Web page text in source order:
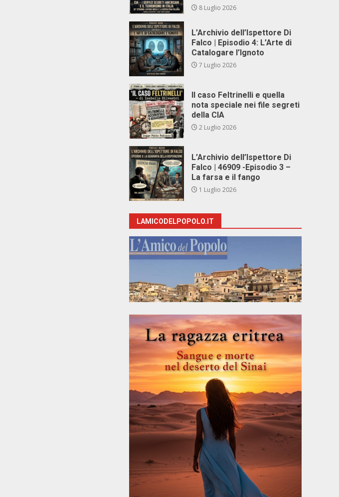
8 Luglio 2026
L’Archivio dell’Ispettore Di
Falco | Episodio 4: L’Arte di
Catalogare l’Ignoto
7 Luglio 2026
Il caso Feltrinelli e quella
nota speciale nei file segreti
della CIA
2 Luglio 2026
L’Archivio dell’Ispettore Di
Falco | 46909 -Episodio 3 –
La farsa e il fango
1 Luglio 2026
LAMICODELPOPOLO.IT